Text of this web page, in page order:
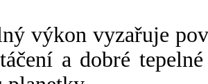
výkon vyzařuje
a dobré